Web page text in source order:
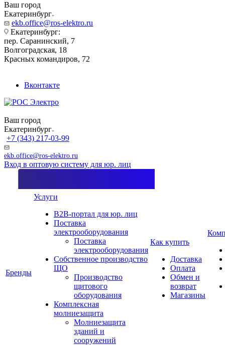
Ваш город
Екатеринбург
ekb.office@ros-elektro.ru
Екатеринбург:
пер. Саранинский, 7
Волгоградская, 18
Красных командиров, 72
Вконтакте
Ваш город
Екатеринбург
+7 (343) 217-03-99
ekb.office@ros-elektro.ru
Вход в оптовую систему для юр. лиц
Бренды
Услуги
B2B-портал для юр. лиц
Поставка
электрооборудования
Поставка
электрооборудования
Собственное производство
ЩО
Производство
щитового
оборудования
Комплексная
молниезащита
Молниезащита
зданий и
сооружений
Как купить
Доставка
Оплата
Обмен и
возврат
Магазины